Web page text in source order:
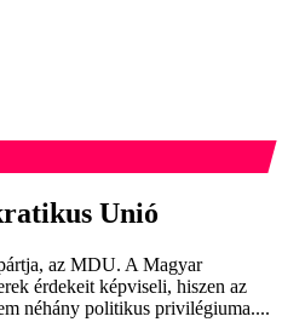
Unió
az MDU. A Magyar
érdekeit képviseli, hiszen az
néhány politikus privilégiuma....